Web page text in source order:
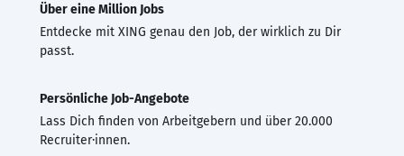
Über eine Million Jobs
Entdecke mit XING genau den Job, der wirklich zu Dir
passt.
Persönliche Job-Angebote
Lass Dich finden von Arbeitgebern und über 20.000
Recruiter·innen.